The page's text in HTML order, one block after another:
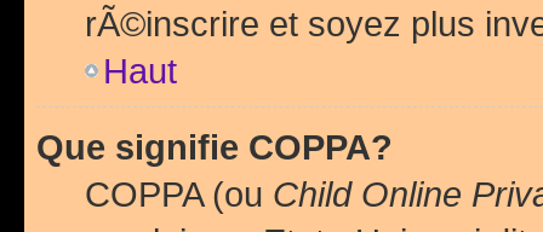
rÃ©inscrire et soyez plus
Haut
Que signifie COPPA?
COPPA (ou Child Online